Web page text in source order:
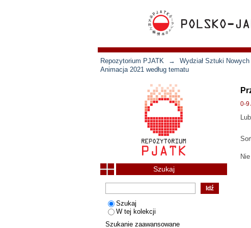
Repozytorium PJATK → Wydział Sztuki
Animacja 2021 według tematu
0-9
Szukaj
Szukaj
W tej kolekcji
Szukanie zaawansowane